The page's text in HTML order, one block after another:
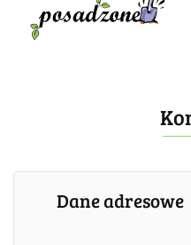
Dane adresowe